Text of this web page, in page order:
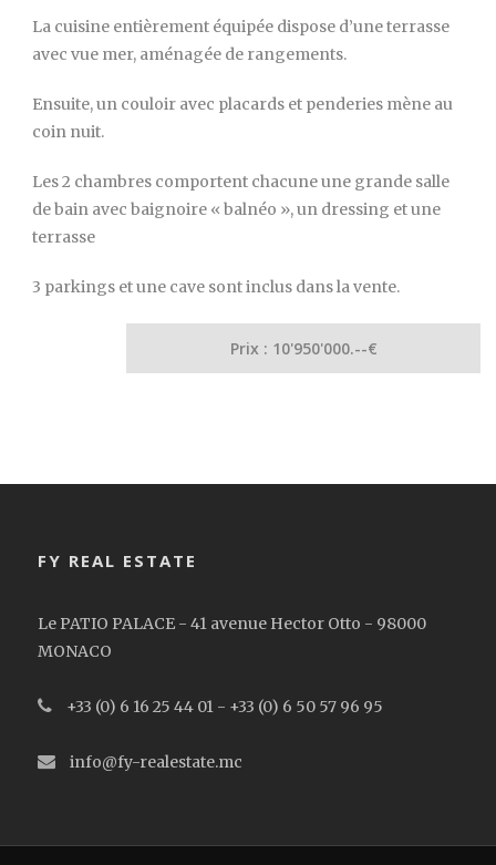
La cuisine entièrement équipée dispose d’une terrasse
avec vue mer, aménagée de rangements.
Ensuite, un couloir avec placards et penderies mène au
coin nuit.
Les 2 chambres comportent chacune une grande salle
de bain avec baignoire « balnéo », un dressing et une
terrasse
3 parkings et une cave sont inclus dans la vente.
Prix : 10'950'000.--€
FY REAL ESTATE
Le PATIO PALACE - 41 avenue Hector Otto - 98000
MONACO
+33 (0) 6 16 25 44 01 - +33 (0) 6 50 57 96 95
info@fy-realestate.mc